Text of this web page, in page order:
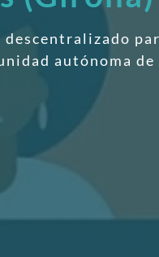
autónoma de